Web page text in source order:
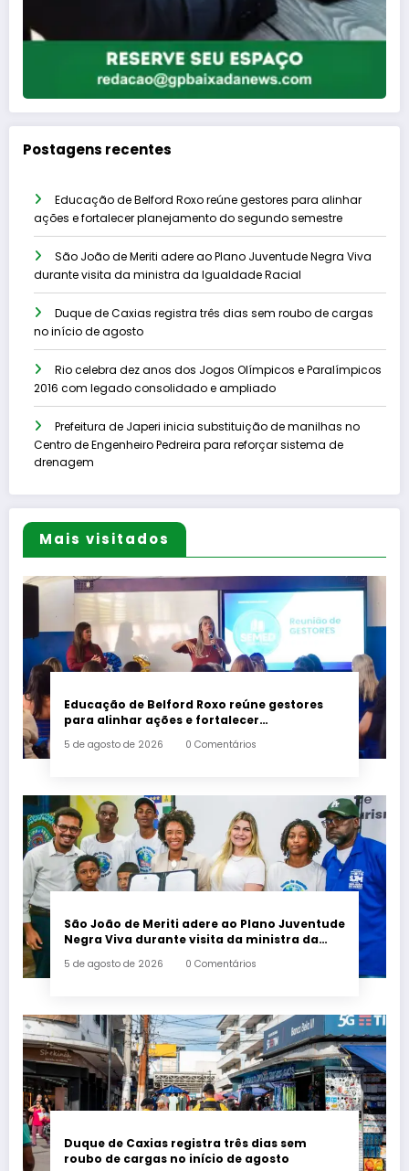
Postagens recentes
Educação de Belford Roxo reúne gestores para alinhar
ações e fortalecer planejamento do segundo semestre
São João de Meriti adere ao Plano Juventude Negra Viva
durante visita da ministra da Igualdade Racial
Duque de Caxias registra três dias sem roubo de cargas
no início de agosto
Rio celebra dez anos dos Jogos Olímpicos e Paralímpicos
2016 com legado consolidado e ampliado
Prefeitura de Japeri inicia substituição de manilhas no
Centro de Engenheiro Pedreira para reforçar sistema de
drenagem
Mais visitados
Educação de Belford Roxo reúne gestores
para alinhar ações e fortalecer
5 de agosto de 2026 0 Comentários
São João de Meriti adere ao Plano Juventude
Negra Viva durante visita da ministra da
5 de agosto de 2026 0 Comentários
Duque de Caxias registra três dias sem
roubo de cargas no início de agosto